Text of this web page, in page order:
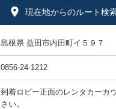
現在地からのルート検
島根県 益田市内田町イ５９７
0856-24-1212
到着ロビー正面のレンタカーカ
さい。